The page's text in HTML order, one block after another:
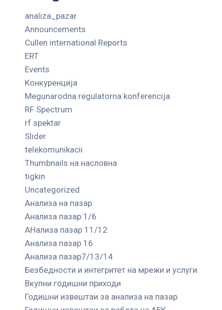
analiza_pazar
Announcements
Cullen international Reports
ERT
Events
Kонкуренција
Megunarodna regulatorna konferencija
RF Spectrum
rf spektar
Slider
telekomunikacii
Thumbnails на насловна
tigkin
Uncategorized
Анализа на пазар
Анализа пазар 1/6
АНализа пазар 11/12
Анализа пазар 16
Анализа пазар7/13/14
Безбедности и интегритет на мрежи и услуги
Вкупни годишни приходи
Годишни извештаи за анализа на пазар